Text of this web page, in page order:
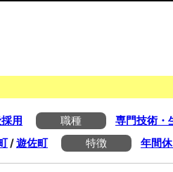
用 職種
専門技術・
/遊佐町 特徴 年間